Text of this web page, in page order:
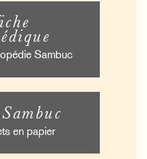
Sambuc
en papier